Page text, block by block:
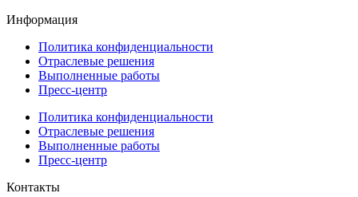
Информация
Политика конфиденциальности
Отраслевые решения
Выполненные работы
Пресс-центр
Политика конфиденциальности
Отраслевые решения
Выполненные работы
Пресс-центр
Контакты